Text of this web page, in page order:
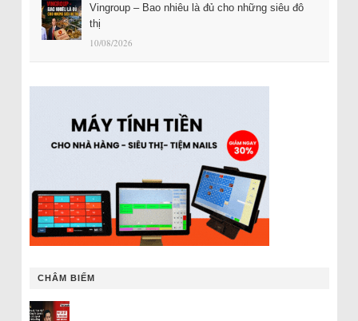
Vingroup – Bao nhiêu là đủ cho những siêu đô
thị
10/08/2026
CHÂM BIẾM